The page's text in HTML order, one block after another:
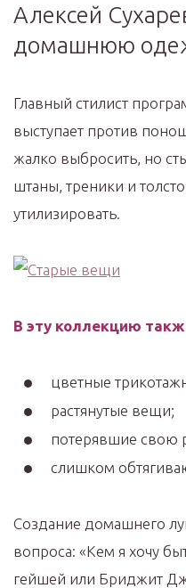
Алексей
домашнюю
Главный стилист
выступает против
жалко выбросить, но
штаны, треники и
утилизировать.
В эту коллекцию
цветные
растянутые вещи;
потерявшие свою
слишком
Создание домашнего
вопроса: «Кем я хочу
гейшей или Бриджит